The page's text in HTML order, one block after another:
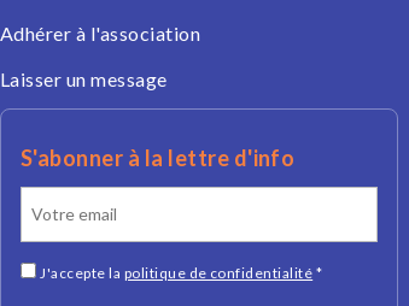
Adhérer à l'association
Laisser un message
S'abonner à la lettre d'info
J'accepte la politique de confidentialité *